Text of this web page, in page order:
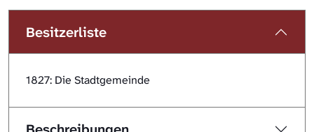
Besitzerliste
1827: Die Stadtgemeinde